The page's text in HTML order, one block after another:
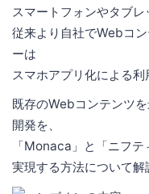
スマートフォンやタブレ
従来より自社でWebコ
ーは
スマホアプリ化による利
既存のWebコンテンツ
開発を、
「Monaca」と「ニフ
実現する方法について解